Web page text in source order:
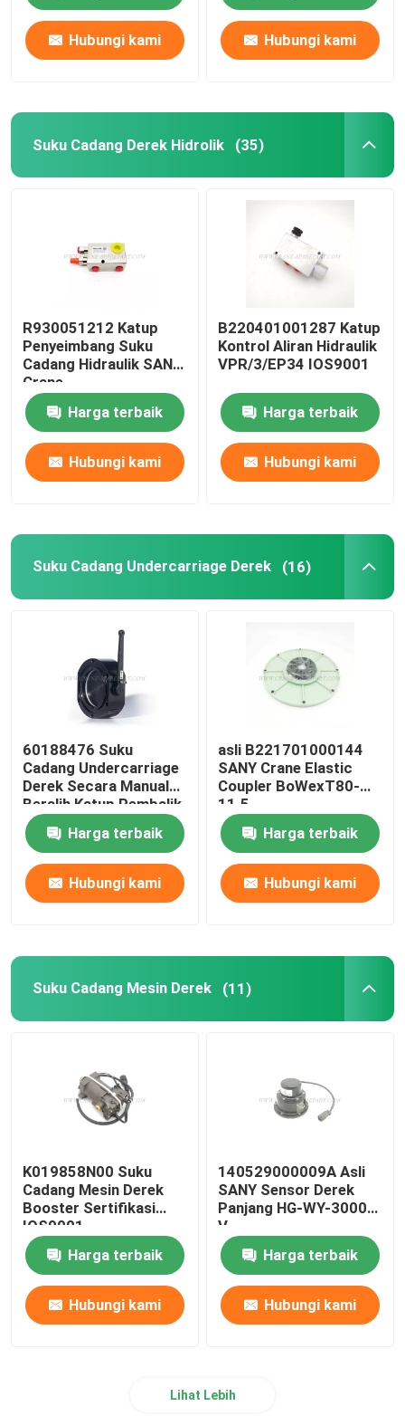
Produk
Wisata pabrik
Hubungi kami
Berita
Quote request suatu
Suku cadang derek
Suku Cadang Listrik Derek
Suku Cadang Derek Hidrolik
Suku Cadang Undercarriage Derek
Suku Cadang Mesin Derek
Saringan Sany
Suku Cadang Kabin Derek
Lampu Derek
Tali Kawat Derek
Hubungi kami Hubungi kami
Suku Cadang Derek Hidrolik (35)
R930051212 Katup
Penyeimbang Suku
Cadang Hidraulik SANY
Crane
Harga terbaik
Hubungi kami
B220401001287 Katup
Kontrol Aliran Hidraulik
VPR/3/EP34 IOS9001
Harga terbaik
Hubungi kami
Suku Cadang Undercarriage Derek (16)
60188476 Suku
Cadang Undercarriage
Derek Secara Manual
Beralih Katup Pembalik
Untuk SANY JZF80FD
Harga terbaik
Hubungi kami
asli B221701000144
SANY Crane Elastic
Coupler BoWexT80-
11.5
Harga terbaik
Hubungi kami
Suku Cadang Mesin Derek (11)
K019858N00 Suku
Cadang Mesin Derek
Booster Sertifikasi
IOS9001
Harga terbaik
Hubungi kami
140529000009A Asli
SANY Sensor Derek
Panjang HG-WY-3000-
V
Harga terbaik
Hubungi kami
Lihat Lebih